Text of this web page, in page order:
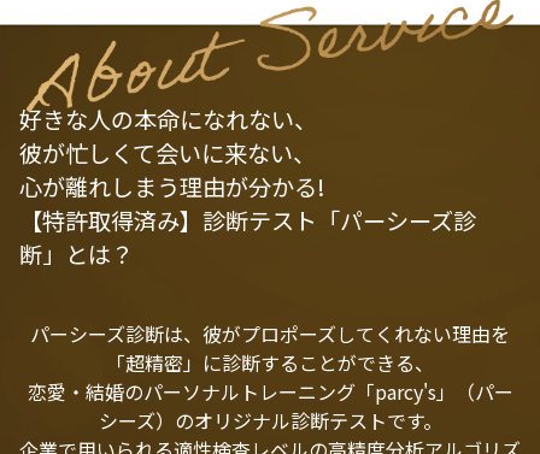
好きな人の本命になれない、
彼が忙しくて会いに来ない、
心が離れしまう理由が分かる!
【特許取得済み】診断テスト「パーシーズ診
断」とは？
パーシーズ診断は、彼がプロポーズしてくれない理由を
「超精密」に診断することができる、
恋愛・結婚のパーソナルトレーニング「parcy's」（パー
シーズ）のオリジナル診断テストです。